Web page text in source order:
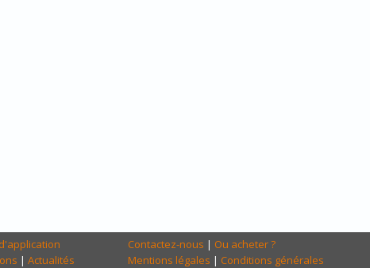
| Actualités
Contactez-nous | Ou acheter ?
Mentions légales | Conditions générales